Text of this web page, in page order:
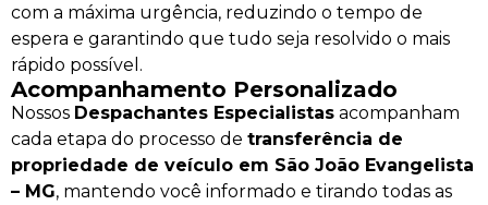
com a máxima urgência, reduzindo o tempo de
espera e garantindo que tudo seja resolvido o mais
rápido possível.
Acompanhamento Personalizado
Nossos Despachantes Especialistas acompanham
cada etapa do processo de transferência de
propriedade de veículo em São João Evangelista
– MG, mantendo você informado e tirando todas as